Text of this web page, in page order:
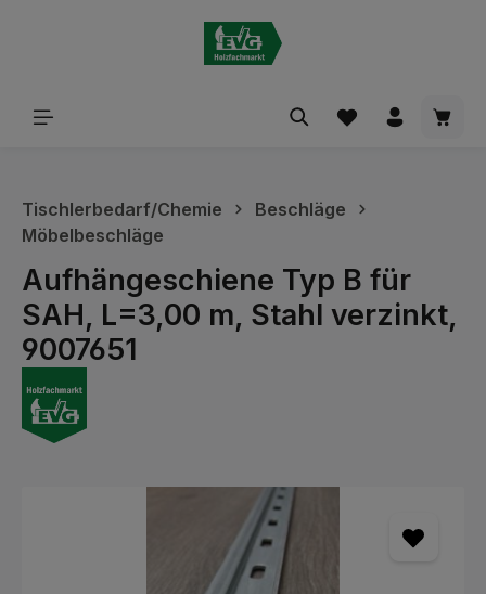
Tischlerbedarf/Chemie
Beschläge
Möbelbeschläge
Aufhängeschiene Typ B für
SAH, L=3,00 m, Stahl verzinkt,
9007651